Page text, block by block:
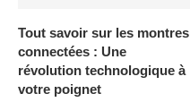
Tout savoir sur les montres
connectées : Une
révolution technologique à
votre poignet